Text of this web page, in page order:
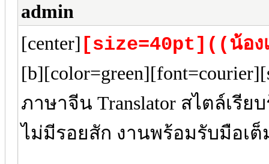
admin
[center] [size=40pt]((น้อ
ภาษาจีน Translator สไตล์เรี
ไม่มีรอยสัก งานพร้อมรับมือเ